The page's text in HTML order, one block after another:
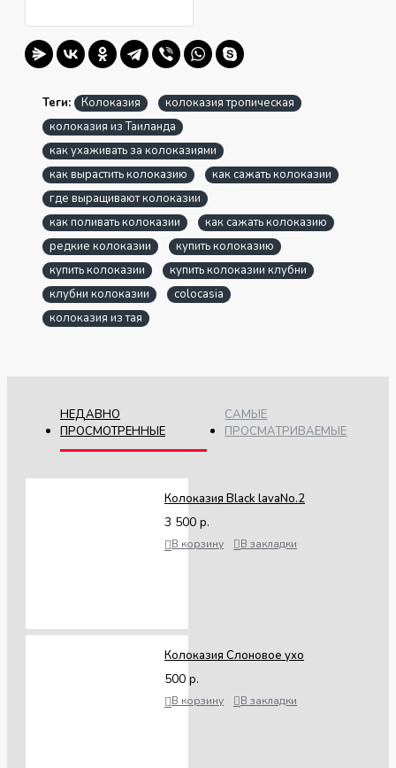
получении необходимо проверить
состояние ризомы и корней. Это не
условии наличия молодых корней.
Для транспортировки растение будет
завернуто в упаковочную бумагу либо
помещено в пластиковый пакет для
поддержания влажности. В обоих случаях
на упаковке будет присутствовать стикер с
указанием сорта.
ВАЖНО!
хорошо адаптируются. ПОЖАЛУЙСТА,
учитывайте, что внешний вид растения при
презентабельным. Также учитывайте, что
молодые листья имеют окраску, отличную
от сортовой. Это нормальное явление, а не
показатель пересорта.
ВЫШЕ И ГОТОВЫ ПРИОБРЕСТИ РАСТЕНИЕ НА ЭТИХ
Теги: Колоказия
колоказия тропическая
колоказия из Таиланда
как ухаживать за колоказиями
как вырастить колоказию
как сажать колоказии
где выращивают колоказии
как поливать колоказии
как сажать колоказию
редкие колоказии
купить колоказию
купить колоказии
купить колоказии клубни
клубни колоказии
colocasia
колоказия из тая
НЕДАВНО
ПРОСМОТРЕННЫЕ
САМЫЕ
ПРОСМАТРИВАЕМЫЕ
Колоказия Black lavaNo.2
3 500 р.
В корзину В закладки
Колоказия Слоновое ухо
500 р.
В корзину В закладки